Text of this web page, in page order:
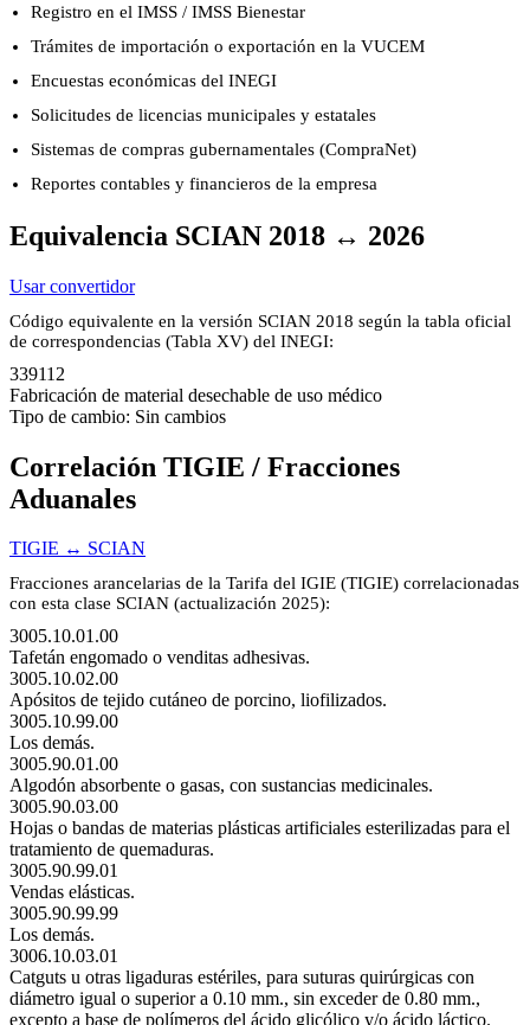
Registro en el IMSS / IMSS Bienestar
Trámites de importación o exportación en la VUCEM
Encuestas económicas del INEGI
Solicitudes de licencias municipales y estatales
Sistemas de compras gubernamentales (CompraNet)
Reportes contables y financieros de la empresa
Equivalencia SCIAN 2018 ↔ 2026
Usar convertidor
Código equivalente en la versión SCIAN 2018 según la tabla oficial
de correspondencias (Tabla XV) del INEGI:
339112
Fabricación de material desechable de uso médico
Tipo de cambio: Sin cambios
Correlación TIGIE / Fracciones
Aduanales
TIGIE ↔ SCIAN
Fracciones arancelarias de la Tarifa del IGIE (TIGIE) correlacionadas
con esta clase SCIAN (actualización 2025):
3005.10.01.00
Tafetán engomado o venditas adhesivas.
3005.10.02.00
Apósitos de tejido cutáneo de porcino, liofilizados.
3005.10.99.00
Los demás.
3005.90.01.00
Algodón absorbente o gasas, con sustancias medicinales.
3005.90.03.00
Hojas o bandas de materias plásticas artificiales esterilizadas para el
tratamiento de quemaduras.
3005.90.99.01
Vendas elásticas.
3005.90.99.99
Los demás.
3006.10.03.01
Catguts u otras ligaduras estériles, para suturas quirúrgicas con
diámetro igual o superior a 0.10 mm., sin exceder de 0.80 mm.,
excepto a base de polímeros del ácido glicólico y/o ácido láctico.